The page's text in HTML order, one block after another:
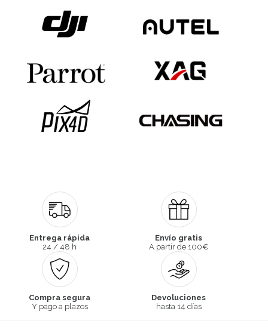
Entrega rápida
24 / 48 h
Envío gratis
A partir de 100€
Compra segura
Y pago a plazos
Devoluciones
hasta 14 días